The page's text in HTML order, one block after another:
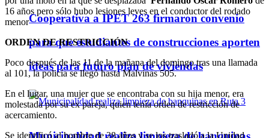
Cooperativa a IPET 263 firmaron convenio
para que estudiantes de construcciones aporten
ideas para futuro plan de viviendas
16 años pero sólo hubo lesiones leves en el conductor del rodado
menor
ORDEN DE RESTRICCIÓN
Poco después de las 11 de la mañana del domingo tras una llamada
al 101, la policía se llegó hasta Malvinas 505.
En el lugar, una mujer que se encontraba con su hija menor, era
molestada por su ex pareja, quien tenía orden de restricción de
acercamiento.
Se identificó al hombre de 28 años y se los trasladó a la Unidad